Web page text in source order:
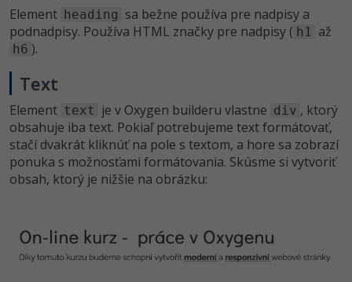
Fórum
Element heading sa bežne používa pre nadpisy a
podnadpisy. Používa HTML značky pre nadpisy ( h1 až
h6 ).
Text
Element text je v Oxygen builderu vlastne div , ktorý
obsahuje iba text. Pokiaľ potrebujeme text formátovať,
stačí dvakrát kliknúť na pole s textom, a hore sa zobrazí
ponuka s možnosťami formátovania. Skúsme si vytvoriť
obsah, ktorý je nižšie na obrázku: